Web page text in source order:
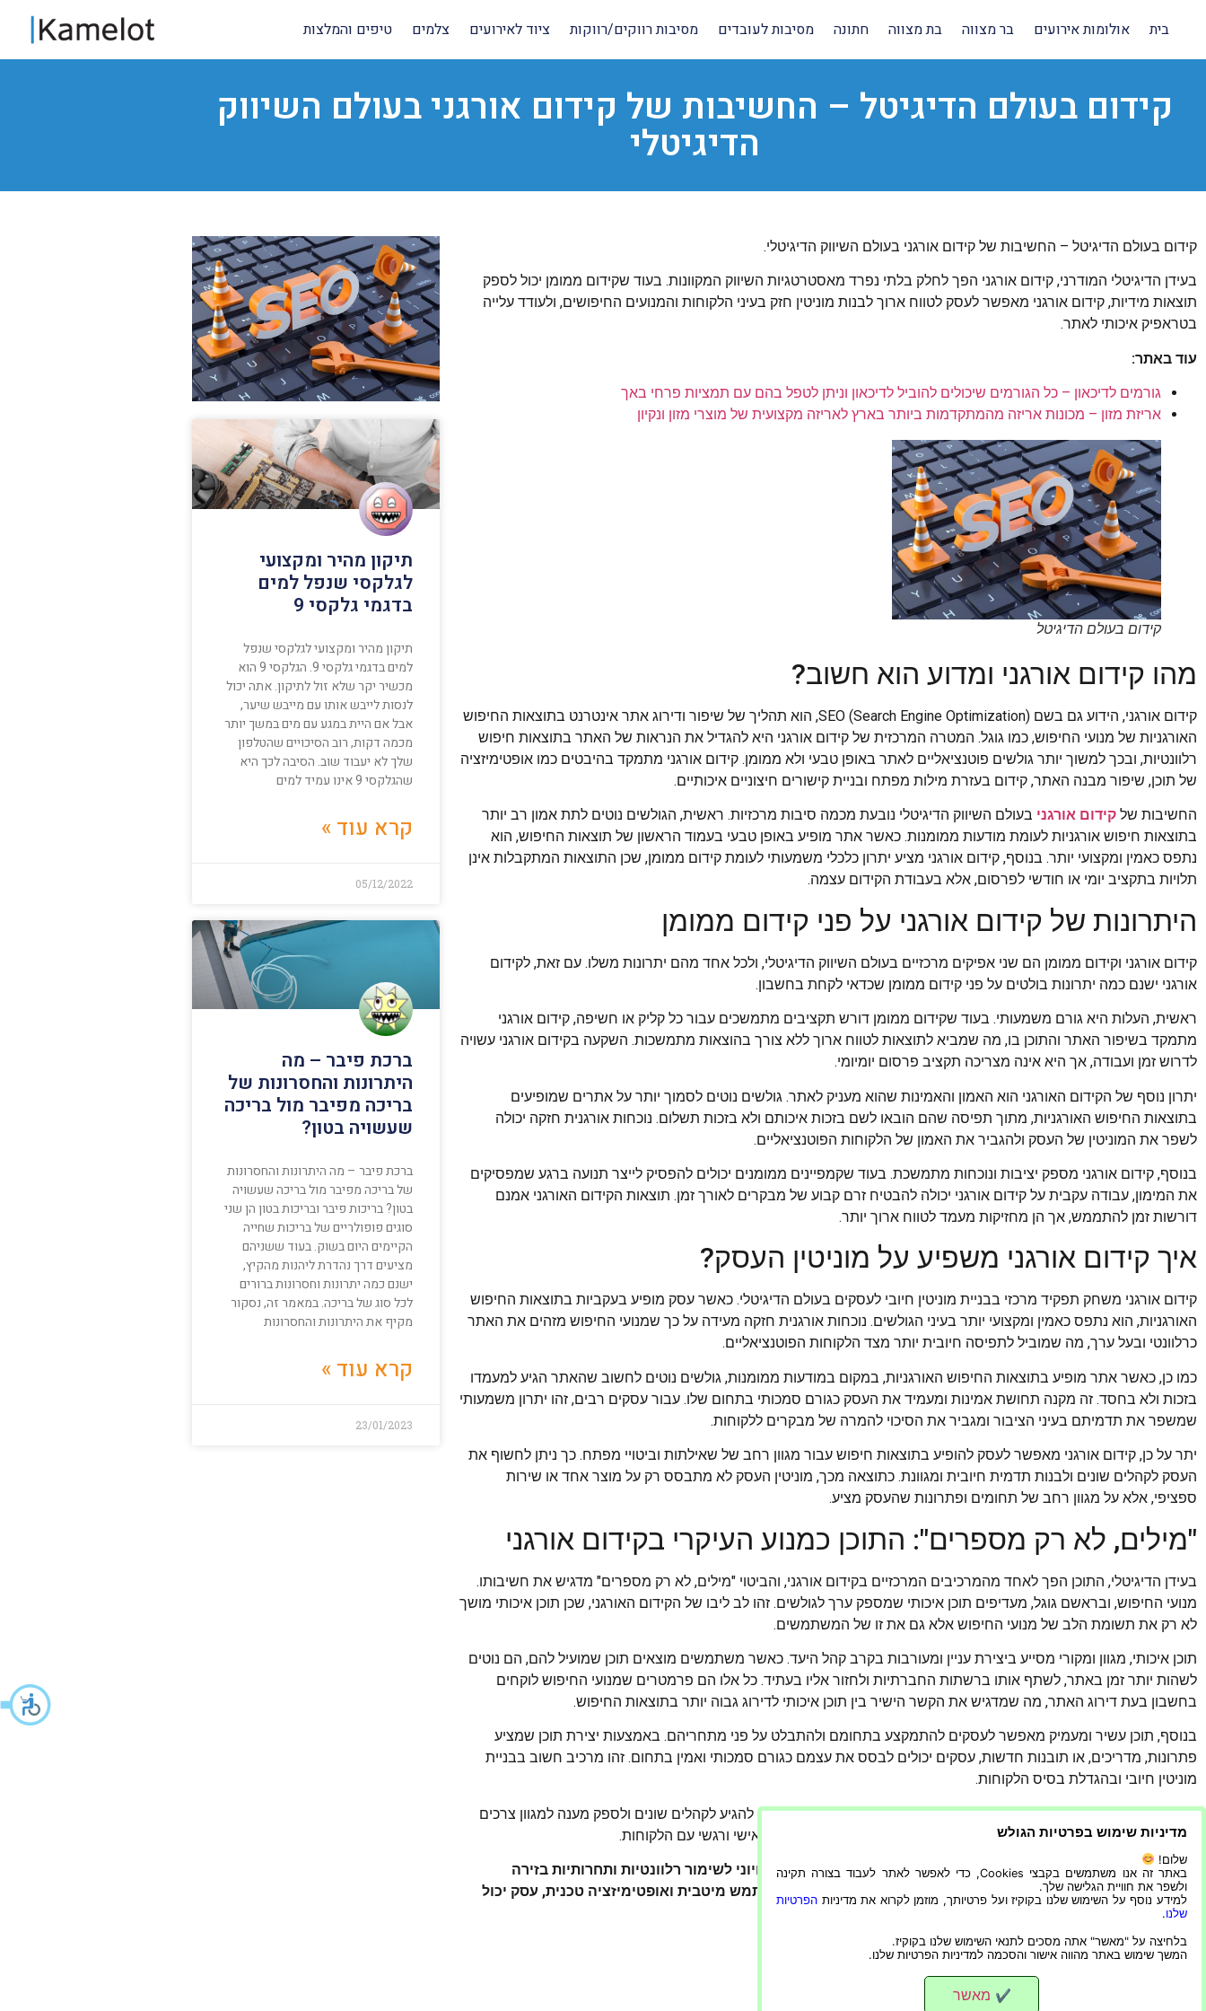
בית אולומות אירועים בר מצווה בת מצווה חתונה מסיבות לעובדים מסיבות רווקים/רווקות ציוד לאירועים צלמים טיפים והמלצות
קידום בעולם הדיגיטל – החשיבות של קידום אורגני בעולם השיווק
הדיגיטלי
קידום בעולם הדיגיטל – החשיבות של קידום אורגני בעולם השיווק הדיגיטלי.
בעידן הדיגיטלי המודרני, קידום אורגני הפך לחלק בלתי נפרד מאסטרטגיות השיווק המקוונות. בעוד שקידום ממומן יכול לספק
תוצאות מידיות, קידום אורגני מאפשר לעסק לטווח ארוך לבנות מוניטין חזק בעיני הלקוחות והמנועים החיפושים, ולעודד עלייה
בטראפיק איכותי לאתר.
עוד באתר:
גורמים לדיכאון – כל הגורמים שיכולים להוביל לדיכאון וניתן לטפל בהם עם תמציות פרחי באך
אריזת מזון – מכונות אריזה מהמתקדמות ביותר בארץ לאריזה מקצועית של מוצרי מזון ונקיון
קידום בעולם הדיגיטל
מהו קידום אורגני ומדוע הוא חשוב?
קידום אורגני, הידוע גם בשם SEO (Search Engine Optimization), הוא תהליך של שיפור ודירוג אתר אינטרנט בתוצאות החיפוש
האורגניות של מנועי החיפוש, כמו גוגל. המטרה המרכזית של קידום אורגני היא להגדיל את הנראות של האתר בתוצאות חיפוש
רלוונטיות, ובכך למשוך יותר גולשים פוטנציאליים לאתר באופן טבעי ולא ממומן. קידום אורגני מתמקד בהיבטים כמו אופטימיזציה
של תוכן, שיפור מבנה האתר, קידום בעזרת מילות מפתח ובניית קישורים חיצוניים איכותיים.
החשיבות של קידום אורגני בעולם השיווק הדיגיטלי נובעת מכמה סיבות מרכזיות. ראשית, הגולשים נוטים לתת אמון רב יותר
בתוצאות חיפוש אורגניות לעומת מודעות ממומנות. כאשר אתר מופיע באופן טבעי בעמוד הראשון של תוצאות החיפוש, הוא
נתפס כאמין ומקצועי יותר. בנוסף, קידום אורגני מציע יתרון כלכלי משמעותי לעומת קידום ממומן, שכן התוצאות המתקבלות אינן
תלויות בתקציב יומי או חודשי לפרסום, אלא בעבודת הקידום עצמה.
היתרונות של קידום אורגני על פני קידום ממומן
קידום אורגני וקידום ממומן הם שני אפיקים מרכזיים בעולם השיווק הדיגיטלי, ולכל אחד מהם יתרונות משלו. עם זאת, לקידום
אורגני ישנם כמה יתרונות בולטים על פני קידום ממומן שכדאי לקחת בחשבון.
ראשית, העלות היא גורם משמעותי. בעוד שקידום ממומן דורש תקציבים מתמשכים עבור כל קליק או חשיפה, קידום אורגני
מתמקד בשיפור האתר והתוכן בו, מה שמביא לתוצאות לטווח ארוך ללא צורך בהוצאות מתמשכות. השקעה בקידום אורגני עשויה
לדרוש זמן ועבודה, אך היא אינה מצריכה תקציב פרסום יומיומי.
יתרון נוסף של הקידום האורגני הוא האמון והאמינות שהוא מעניק לאתר. גולשים נוטים לסמוך יותר על אתרים שמופיעים
בתוצאות החיפוש האורגניות, מתוך תפיסה שהם הובאו לשם בזכות איכותם ולא בזכות תשלום. נוכחות אורגנית חזקה יכולה
לשפר את המוניטין של העסק ולהגביר את האמון של הלקוחות הפוטנציאליים.
בנוסף, קידום אורגני מספק יציבות ונוכחות מתמשכת. בעוד שקמפיינים ממומנים יכולים להפסיק לייצר תנועה ברגע שמפסיקים
את המימון, עבודה עקבית על קידום אורגני יכולה להבטיח זרם קבוע של מבקרים לאורך זמן. תוצאות הקידום האורגני אמנם
דורשות זמן להתממש, אך הן מחזיקות מעמד לטווח ארוך יותר.
איך קידום אורגני משפיע על מוניטין העסק?
קידום אורגני משחק תפקיד מרכזי בבניית מוניטין חיובי לעסקים בעולם הדיגיטלי. כאשר עסק מופיע בעקביות בתוצאות החיפוש
האורגניות, הוא נתפס כאמין ומקצועי יותר בעיני הגולשים. נוכחות אורגנית חזקה מעידה על כך שמנועי החיפוש מזהים את האתר
כרלוונטי ובעל ערך, מה שמוביל לתפיסה חיובית יותר מצד הלקוחות הפוטנציאליים.
כמו כן, כאשר אתר מופיע בתוצאות החיפוש האורגניות, במקום במודעות ממומנות, גולשים נוטים לחשוב שהאתר הגיע למעמדו
בזכות ולא בחסד. זה מקנה תחושת אמינות ומעמיד את העסק כגורם סמכותי בתחום שלו. עבור עסקים רבים, זהו יתרון משמעותי
שמשפר את תדמיתם בעיני הציבור ומגביר את הסיכוי להמרה של מבקרים ללקוחות.
יתר על כן, קידום אורגני מאפשר לעסק להופיע בתוצאות חיפוש עבור מגוון רחב של שאילתות וביטויי מפתח. כך ניתן לחשוף את
העסק לקהלים שונים ולבנות תדמית חיובית ומגוונת. כתוצאה מכך, מוניטין העסק לא מתבסס רק על מוצר אחד או שירות
ספציפי, אלא על מגוון רחב של תחומים ופתרונות שהעסק מציע.
"מילים, לא רק מספרים": התוכן כמנוע העיקרי בקידום אורגני
בעידן הדיגיטלי, התוכן הפך לאחד מהמרכיבים המרכזיים בקידום אורגני, והביטוי "מילים, לא רק מספרים" מדגיש את חשיבותו.
מנועי החיפוש, ובראשם גוגל, מעדיפים תוכן איכותי שמספק ערך לגולשים. זהו לב ליבו של הקידום האורגני, שכן תוכן איכותי מושך
לא רק את תשומת הלב של מנועי החיפוש אלא גם את זו של המשתמשים.
תוכן איכותי, מגוון ומקורי מסייע ביצירת עניין ומעורבות בקרב קהל היעד. כאשר משתמשים מוצאים תוכן שמועיל להם, הם נוטים
לשהות יותר זמן באתר, לשתף אותו ברשתות החברתיות ולחזור אליו בעתיד. כל אלו הם פרמטרים שמנועי החיפוש לוקחים
בחשבון בעת דירוג האתר, מה שמדגיש את הקשר הישיר בין תוכן איכותי לדירוג גבוה יותר בתוצאות החיפוש.
בנוסף, תוכן עשיר ומעמיק מאפשר לעסקים להתמקצע בתחומם ולהתבלט על פני מתחריהם. באמצעות יצירת תוכן שמציע
פתרונות, מדריכים, או תובנות חדשות, עסקים יכולים לבסס את עצמם כגורם סמכותי ואמין בתחום. זהו מרכיב חשוב בבניית
מוניטין חיובי ובהגדלת בסיס הלקוחות.
תוכן מגוון, הכולל מאמרים, בלוגים, סרטונים ואינפוגרפיקות, מאפשר לעסקים להגיע לקהלים שונים ולספק מענה למגוון צרכים
והעדפות. כך, עסקים יכולים להרחיב את טווח ההשפעה שלהם וליצור חיבור אישי ורגשי עם הלקוחות.
קידום אורגני הוא לא רק כלי חשוב בעולם השיווק הדיגיטלי, אלא הוא חיוני לשימור רלוונטיות ותחרותיות בזירה
דיגיטלית משתנה תמיד. באמצעות התמקדות בתוכן איכותי, חוויית משתמש מיטבית ואופטימיזציה טכנית, עסק יכול
להבטיח את מקומו בצמרת תוצאות החיפוש.
תיקון מהיר ומקצועי
לגלקסי שנפל למים
בדגמי גלקסי 9
תיקון מהיר ומקצועי לגלקסי שנפל
למים בדגמי גלקסי 9. הגלקסי 9 הוא
מכשיר יקר שלא זול לתיקון. אתה יכול
לנסות לייבש אותו עם מייבש שיער,
אבל אם היית במגע עם מים במשך יותר
מכמה דקות, רוב הסיכויים שהטלפון
שלך לא יעבוד שוב. הסיבה לכך היא
שהגלקסי 9 אינו עמיד למים
קרא עוד »
05/12/2022
ברכת פיבר – מה
היתרונות והחסרונות של
בריכה מפיבר מול בריכה
שעשויה בטון?
ברכת פיבר – מה היתרונות והחסרונות
של בריכה מפיבר מול בריכה שעשויה
בטון? בריכות פיבר ובריכות בטון הן שני
סוגים פופולריים של בריכות שחייה
הקיימים היום בשוק. בעוד ששניהם
מציעים דרך נהדרת ליהנות מהקיץ,
ישנם כמה יתרונות וחסרונות ברורים
לכל סוג של בריכה. במאמר זה, נסקור
מקיף את היתרונות והחסרונות
קרא עוד »
23/01/2023
מדיניות שימוש בפרטיות הגולש
שלום!
באתר זה אנו משתמשים בקבצי Cookies, כדי לאפשר לאתר לעבוד בצורה תקינה
ולשפר את חוויית הגלישה שלך.
למידע נוסף על השימוש שלנו בקוקיז ועל פרטיותך, מוזמן לקרוא את מדיניות הפרטיות
שלנו.
בלחיצה על "מאשר" אתה מסכים לתנאי השימוש שלנו בקוקיז.
המשך שימוש באתר מהווה אישור והסכמה למדיניות הפרטיות שלנו.
✔ מאשר